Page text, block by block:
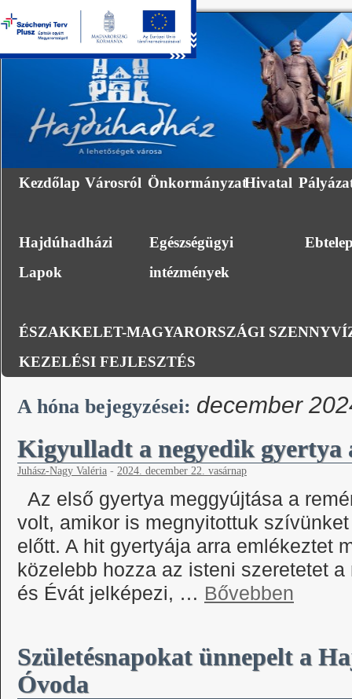
Kezdőlap Városról ÖnkormányzatHivatal
Hajdúhadházi
Lapok
Egészségügyi
intézmények
ÉSZAKKELET-MAGYARORSZÁGI
KEZELÉSI FEJLESZTÉS
A hóna bejegyzései: december
Kigyulladt a negyedik gyertya
Juhász-Nagy Valéria - 2024. december 22. vasárnap
Az első gyertya meggyújtása a
volt, amikor is megnyitottuk
előtt. A hit gyertyája arra emlékeztet
közelebb hozza az isteni szeretetet
és Évát jelképezi, … Bővebben
Születésnapokat ünnepelt a
Óvoda